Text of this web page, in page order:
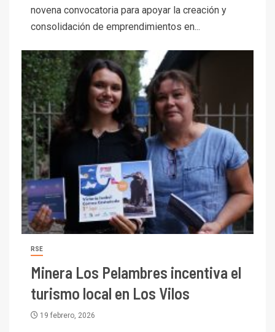
novena convocatoria para apoyar la creación y
consolidación de emprendimientos en...
RSE
Minera Los Pelambres incentiva el
turismo local en Los Vilos
19 febrero, 2026